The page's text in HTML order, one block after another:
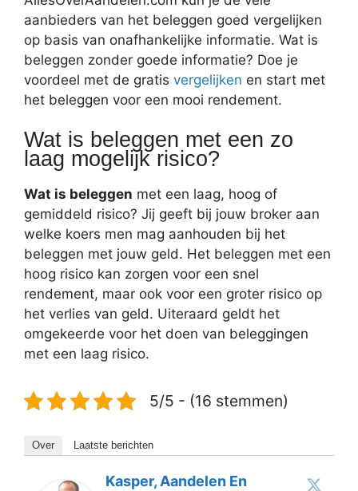
aanbieders van het beleggen goed vergelijken
op basis van onafhankelijke informatie. Wat is
beleggen zonder goede informatie? Doe je
voordeel met de gratis vergelijken en start met
het beleggen voor een mooi rendement.
Wat is beleggen met een zo
laag mogelijk risico?
Wat is beleggen met een laag, hoog of
gemiddeld risico? Jij geeft bij jouw broker aan
welke koers men mag aanhouden bij het
beleggen met jouw geld. Het beleggen met een
hoog risico kan zorgen voor een snel
rendement, maar ook voor een groter risico op
het verlies van geld. Uiteraard geldt het
omgekeerde voor het doen van beleggingen
met een laag risico.
5/5 - (16 stemmen)
Over Laatste berichten
Kasper, Aandelen En